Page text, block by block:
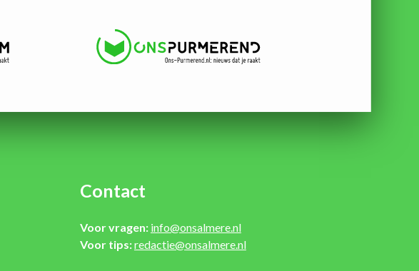
Contact
Voor vragen: info@onsalmere.nl
Voor tips:redactie@onsalmere.nl